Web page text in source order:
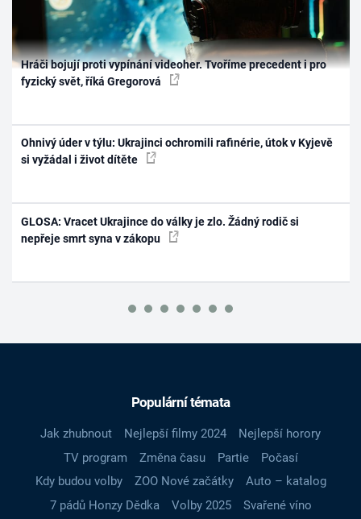
Hráči bojují proti vypínání videoher. Tvoříme precedent i pro
fyzický svět, říká Gregorová
Ohnivý úder v týlu: Ukrajinci ochromili rafinérie, útok v Kyjevě
si vyžádal i život dítěte
GLOSA: Vracet Ukrajince do války je zlo. Žádný rodič si
nepřeje smrt syna v zákopu
Populární témata
Jak zhubnout Nejlepší filmy 2024
Nejlepší horory
TV program
Změna času Partie
Počasí
Kdy budou volby
ZOO Nové začátky
Auto – katalog
7 pádů Honzy Dědka
Volby 2025
Svařené víno